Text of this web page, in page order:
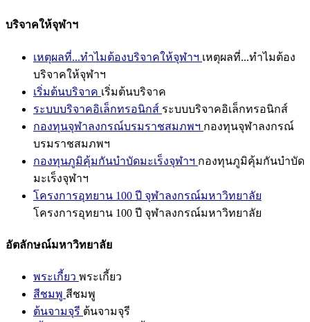
บริจาคให้จุฬาฯ
เหตุผลที่...ทำไมต้องบริจาคให้จุฬาฯ เหตุผลที่...ทำไมต้อง
บริจาคให้จุฬาฯ
เริ่มต้นบริจาค เริ่มต้นบริจาค
ระบบบริจาคอิเล็กทรอนิกส์ ระบบบริจาคอิเล็กทรอนิกส์
กองทุนจุฬาลงกรณ์บรมราชสมภพฯ กองทุนจุฬาลงกรณ์
บรมราชสมภพฯ
กองทุนภูมิคุ้มกันบำบัดมะเร็งจุฬาฯ กองทุนภูมิคุ้มกันบำบัด
มะเร็งจุฬาฯ
โครงการอุทยาน 100 ปี จุฬาลงกรณ์มหาวิทยาลัย
โครงการอุทยาน 100 ปี จุฬาลงกรณ์มหาวิทยาลัย
อัตลักษณ์มหาวิทยาลัย
พระเกี้ยว พระเกี้ยว
สีชมพู สีชมพู
ต้นจามจุรี ต้นจามจุรี